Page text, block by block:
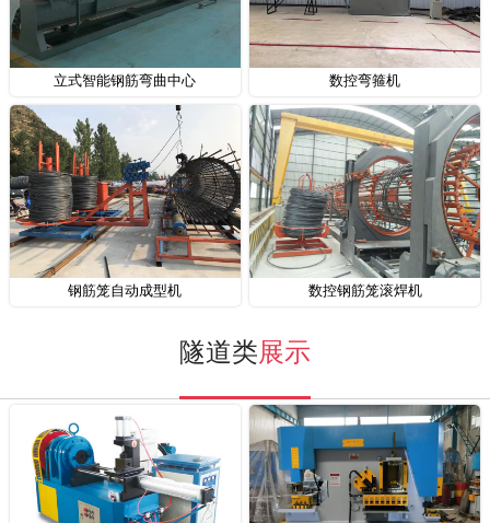
立式智能钢筋弯曲中心 数控弯箍机
钢筋笼自动成型机 数控钢筋笼滚焊机
隧道类展示